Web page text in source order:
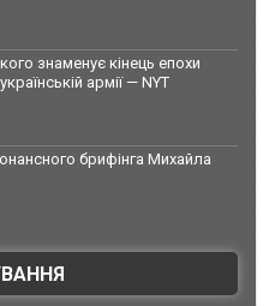
знаменує кінець епохи
армії — NYT
брифінга Михайла